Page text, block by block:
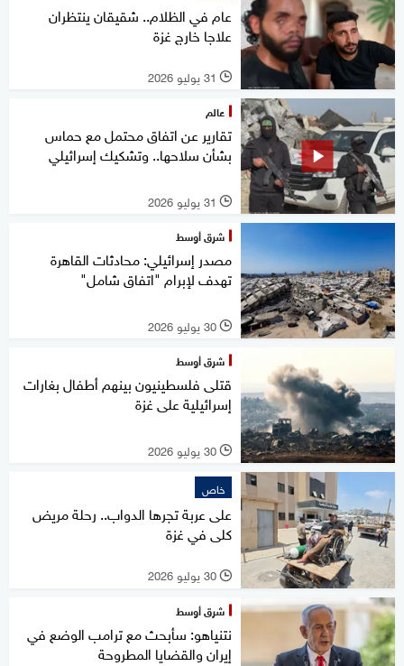
عام في الظلام.. شقيقان ينتظران
علاجا خارج غزة
l 31 يوليو 2026
عالم
تقارير عن اتفاق محتمل مع حماس
بشأن سلاحها.. وتشكيك إسرائيلي
l 31 يوليو 2026
شرق أوسط
مصدر إسرائيلي: محادثات القاهرة
تهدف لإبرام "اتفاق شامل"
l 30 يوليو 2026
شرق أوسط
قتلى فلسطينيون بينهم أطفال بغارات
إسرائيلية على غزة
l 30 يوليو 2026
خاص
على عربة تجرها الدواب.. رحلة مريض
كلى في غزة
l 30 يوليو 2026
شرق أوسط
نتنياهو: سأبحث مع ترامب الوضع في
إيران والقضايا المطروحة